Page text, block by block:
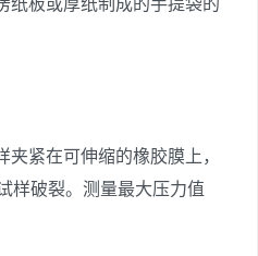
夹紧在可伸缩的橡胶膜上，
样破裂。测量最大压力值